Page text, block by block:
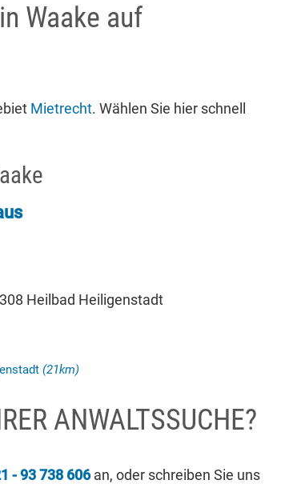
Waake auf
Mietrecht. Wählen Sie hier schnell
Heilbad Heiligenstadt
(21km)
ANWALTSSUCHE?
- 93 738 606an, oder schreiben Sie uns